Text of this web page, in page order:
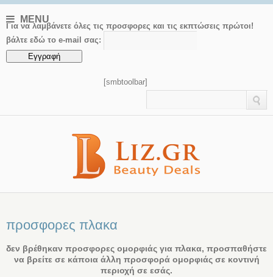
MENU
Για να λαμβάνετε όλες τις προσφορες και τις εκπτώσεις πρώτοι!
βάλτε εδώ το e-mail σας:
[smbtoolbar]
προσφορες πλακα
δεν βρέθηκαν προσφορες ομορφιάς για πλακα, προσπαθήστε
να βρείτε σε κάποια άλλη προσφορά ομορφιάς σε κοντινή
περιοχή σε εσάς.